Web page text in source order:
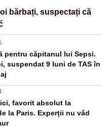
bărbați, suspectați că
pentru căpitanul lui Sepsi.
suspendat 9 luni de TAS în
favorit absolut la
la Paris. Experții nu văd